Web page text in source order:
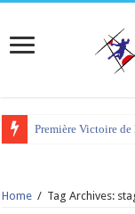
Première Victoire
tournoi international
Home / Tag Archives: